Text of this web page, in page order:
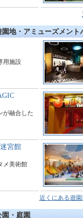
地・アミューズメント
用施設
が融合した
宮館
メ美術館
近くにある遊
・庭園